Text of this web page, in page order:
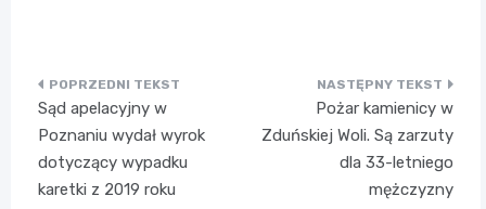
Nawigacja
wpisu
Sąd apelacyjny w
Poznaniu wydał wyrok
dotyczący wypadku
karetki z 2019 roku
Pożar kamienicy w
Zduńskiej Woli. Są zarzuty
dla 33-letniego
mężczyzny